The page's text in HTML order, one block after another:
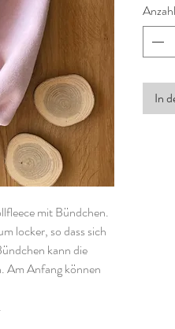
mit Bündchen.
locker, so dass sich
kann die
Am Anfang können
Anzahl
In